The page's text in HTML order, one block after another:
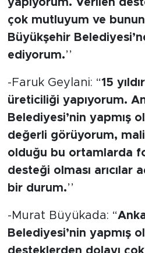
değerli görüyorum,
olduğu bu ortamlarda
desteği olması arıcılar
bir durum.
-Murat Büyükada: “
Belediyesi’nin yapmış
desteklerden dolayı
Kaynak: BÜLTEN